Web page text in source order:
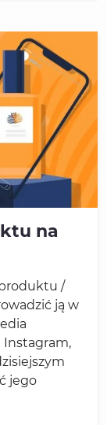
na
/
ją w
Instagram,
jego